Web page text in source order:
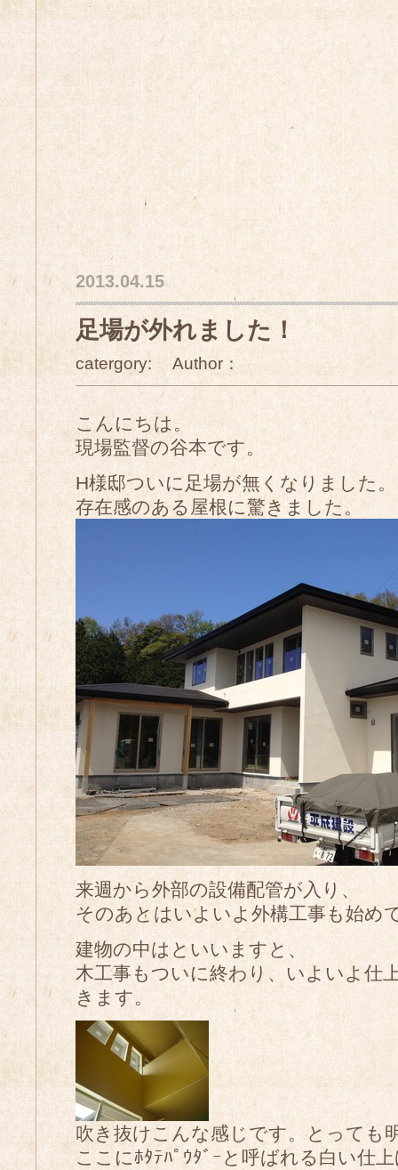
2013.04.15
足場が外れました！
catergory: Author：
こんにちは。
現場監督の谷本です。
H様邸ついに足場が無くなりました。
存在感のある屋根に驚きました。
来週から外部の設備配管が入り、
そのあとはいよいよ外構工事も始め
建物の中はといいますと、
木工事もついに終わり、いよいよ仕
きます。
吹き抜けこんな感じです。とっても
ここにﾎﾀﾃﾊﾟｳﾀﾞｰと呼ばれる白い仕